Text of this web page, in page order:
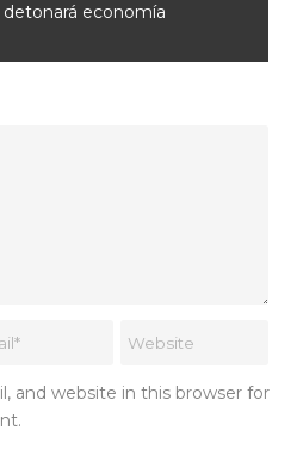
detonará economía
and website in this browser for